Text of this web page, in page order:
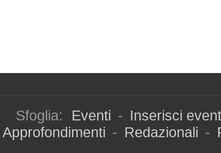
Sfoglia: Eventi - Inserisci
Approfondimenti - Redazionali -